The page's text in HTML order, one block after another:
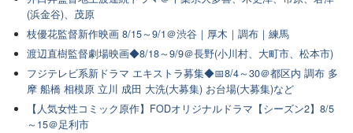
(浜金谷)、茂原
枝優花監督新作映画 8/15～9/1＠渋谷｜厚木｜調布｜練馬
渡辺直樹監督劇場映画◆8/18～9/9＠長野(小川村、大町市、松本市)
フジテレビ系新ドラマ エキストラ募集◆📅8/4～30＠都区内 調布 多
摩 船橋 相模原 立川 成田 大洗(大募集) お台場(大募集)など
【人気女性コミック原作】FODオリジナルドラマ【シーズン2】8/5
～15＠足利市